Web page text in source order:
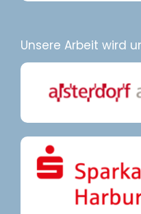
Unsere Arbeit wird